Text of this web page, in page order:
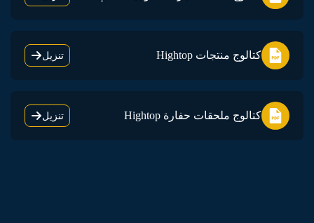
كتالوج منتجات Hightop تنزيل
كتالوج ملحقات حفارة Hightop تنزيل